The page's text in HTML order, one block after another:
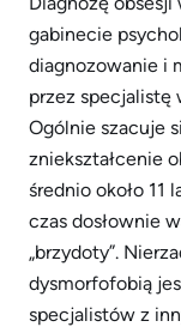
gabinecie
diagnozowanie i
przez
Ogólnie szacuje
zniekształcenie
średnio około 11
czas dosłownie
„brzydoty”.
dysmorfofobią
specjalistów z